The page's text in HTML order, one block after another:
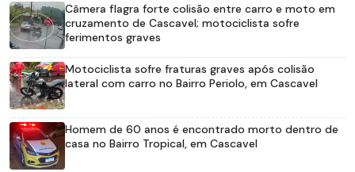
Câmera flagra forte colisão entre carro e moto em
cruzamento de Cascavel; motociclista sofre
ferimentos graves
Motociclista sofre fraturas graves após colisão
lateral com carro no Bairro Periolo, em Cascavel
Homem de 60 anos é encontrado morto dentro de
casa no Bairro Tropical, em Cascavel